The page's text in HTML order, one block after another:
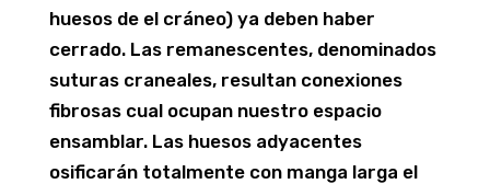
huesos de el cráneo) ya deben haber
cerrado. Las remanescentes, denominados
suturas craneales, resultan conexiones
fibrosas cual ocupan nuestro espacio
ensamblar. Las huesos adyacentes
osificarán totalmente con manga larga el